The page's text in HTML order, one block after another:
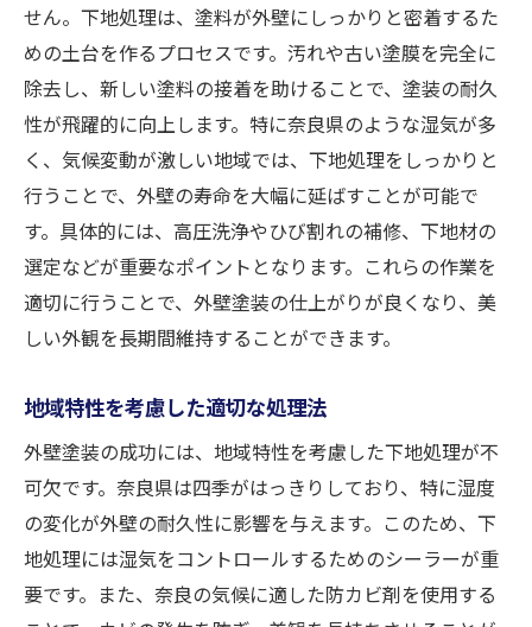
プロが使用する最新機器とツール
美観を保つための色選びとデザイン
プロによる高品質施工の流れ
地域に根ざした信頼の施工技術
美しい外壁を保つためのアフターケア
奈良県での外壁塗装における下地処理の効果的
な方法
効果的な下地処理のための時間管理
最適な天候条件での下地処理
効果を最大限にする施工スケジュール
下地処理によるコスト削減の方法
長期的視点でのメンテナンス計画
下地処理を怠ると外壁塗装にどのような影響を
与えるか
耐久性の低下とその原因
せん。下地処理は、塗料が外壁にしっかりと密着するた
めの土台を作るプロセスです。汚れや古い塗膜を完全に
除去し、新しい塗料の接着を助けることで、塗装の耐久
性が飛躍的に向上します。特に奈良県のような湿気が多
く、気候変動が激しい地域では、下地処理をしっかりと
行うことで、外壁の寿命を大幅に延ばすことが可能で
す。具体的には、高圧洗浄やひび割れの補修、下地材の
選定などが重要なポイントとなります。これらの作業を
適切に行うことで、外壁塗装の仕上がりが良くなり、美
しい外観を長期間維持することができます。
地域特性を考慮した適切な処理法
外壁塗装の成功には、地域特性を考慮した下地処理が不
可欠です。奈良県は四季がはっきりしており、特に湿度
の変化が外壁の耐久性に影響を与えます。このため、下
地処理には湿気をコントロールするためのシーラーが重
要です。また、奈良の気候に適した防カビ剤を使用する